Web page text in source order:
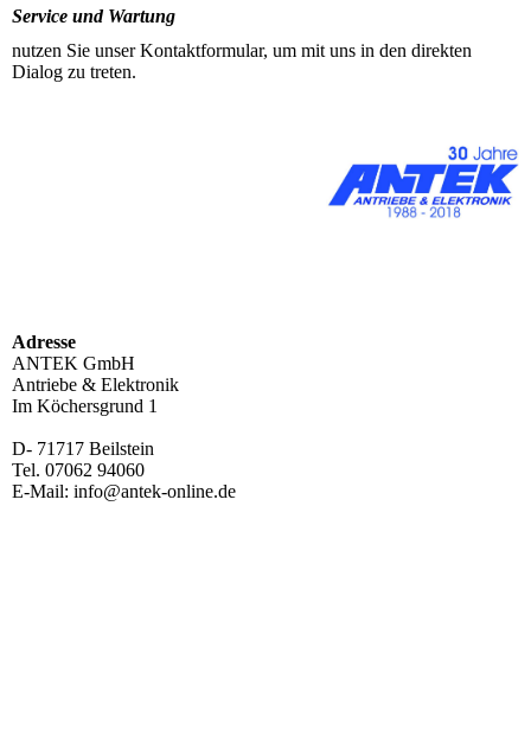
Service und Wartung
nutzen Sie unser Kontaktformular, um mit uns in den direkten
Dialog zu treten.
Adresse
ANTEK GmbH
Antriebe & Elektronik
Im Köchersgrund 1
D- 71717 Beilstein
Tel. 07062 94060
E-Mail: info@antek-online.de